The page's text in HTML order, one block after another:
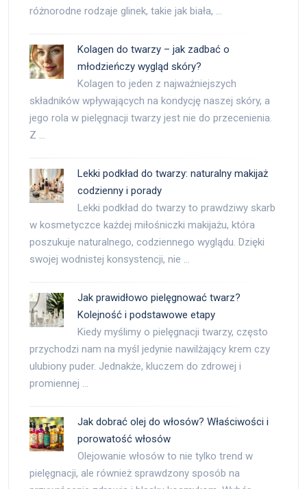
różnorodne rodzaje glinek, takie jak biała, …
Kolagen do twarzy – jak zadbać o
młodzieńczy wygląd skóry?
Kolagen to jeden z najważniejszych
składników wpływających na kondycję naszej skóry, a
jego rola w pielęgnacji twarzy jest nie do przecenienia.
Z …
Lekki podkład do twarzy: naturalny makijaż
codzienny i porady
Lekki podkład do twarzy to prawdziwy skarb
w kosmetyczce każdej miłośniczki makijażu, która
poszukuje naturalnego, codziennego wyglądu. Dzięki
swojej wodnistej konsystencji, nie …
Jak prawidłowo pielęgnować twarz?
Kolejność i podstawowe etapy
Kiedy myślimy o pielęgnacji twarzy, często
przychodzi nam na myśl jedynie nawilżający krem czy
ulubiony puder. Jednakże, kluczem do zdrowej i
promiennej …
Jak dobrać olej do włosów? Właściwości i
porowatość włosów
Olejowanie włosów to nie tylko trend w
pielęgnacji, ale również sprawdzony sposób na